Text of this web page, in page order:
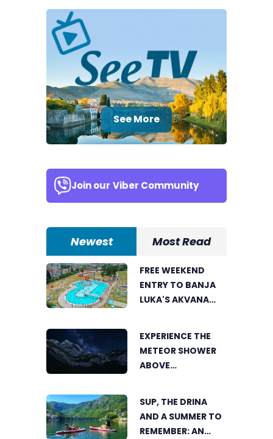
See More
Join our Viber Community
Newest Most Read
FREE WEEKEND
ENTRY TO BANJA
LUKA'S AKVANA
EXPERIENCE THE
METEOR SHOWER
ABOVE
SUP, THE DRINA
AND A SUMMER TO
REMEMBER: AN